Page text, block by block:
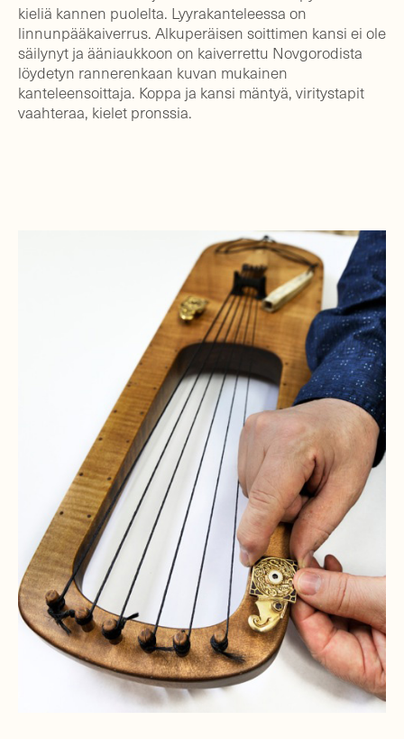
kieliä kannen puolelta. Lyyrakanteleessa on
linnunpääkaiverrus. Alkuperäisen soittimen kansi ei ole
säilynyt ja ääniaukkoon on kaiverrettu Novgorodista
löydetyn rannerenkaan kuvan mukainen
kanteleensoittaja. Koppa ja kansi mäntyä, viritystapit
vaahteraa, kielet pronssia.